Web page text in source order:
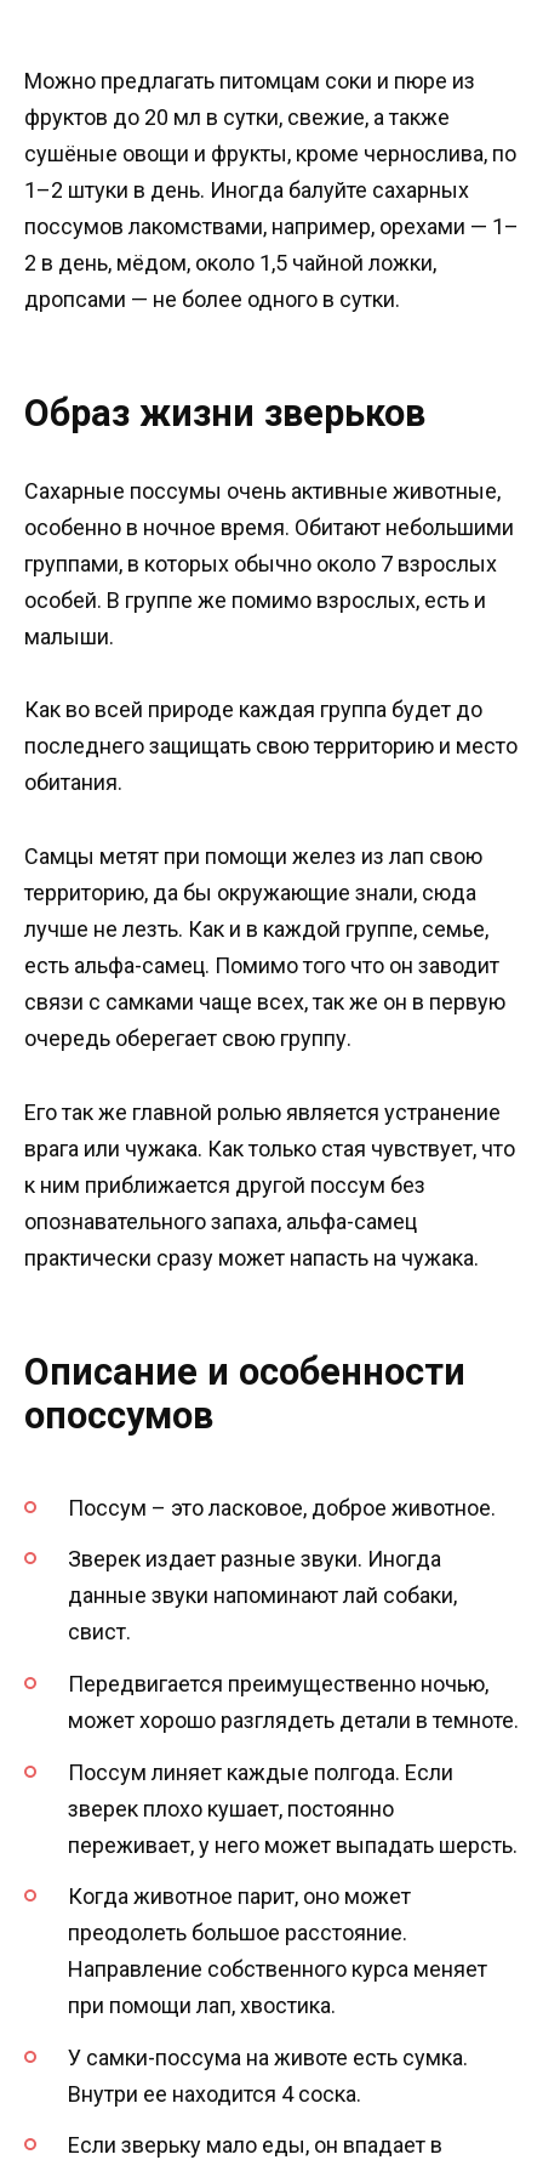
Можно предлагать питомцам соки и пюре из
фруктов до 20 мл в сутки, свежие, а также
сушёные овощи и фрукты, кроме чернослива, по
1–2 штуки в день. Иногда балуйте сахарных
поссумов лакомствами, например, орехами — 1–
2 в день, мёдом, около 1,5 чайной ложки,
дропсами — не более одного в сутки.
Образ жизни зверьков
Сахарные поссумы очень активные животные,
особенно в ночное время. Обитают небольшими
группами, в которых обычно около 7 взрослых
особей. В группе же помимо взрослых, есть и
малыши.
Как во всей природе каждая группа будет до
последнего защищать свою территорию и место
обитания.
Самцы метят при помощи желез из лап свою
территорию, да бы окружающие знали, сюда
лучше не лезть. Как и в каждой группе, семье,
есть альфа-самец. Помимо того что он заводит
связи с самками чаще всех, так же он в первую
очередь оберегает свою группу.
Его так же главной ролью является устранение
врага или чужака. Как только стая чувствует, что
к ним приближается другой поссум без
опознавательного запаха, альфа-самец
практически сразу может напасть на чужака.
Описание и особенности
опоссумов
Поссум – это ласковое, доброе животное.
Зверек издает разные звуки. Иногда
данные звуки напоминают лай собаки,
свист.
Передвигается преимущественно ночью,
может хорошо разглядеть детали в темноте.
Поссум линяет каждые полгода. Если
зверек плохо кушает, постоянно
переживает, у него может выпадать шерсть.
Когда животное парит, оно может
преодолеть большое расстояние.
Направление собственного курса меняет
при помощи лап, хвостика.
У самки-поссума на животе есть сумка.
Внутри ее находится 4 соска.
Если зверьку мало еды, он впадает в